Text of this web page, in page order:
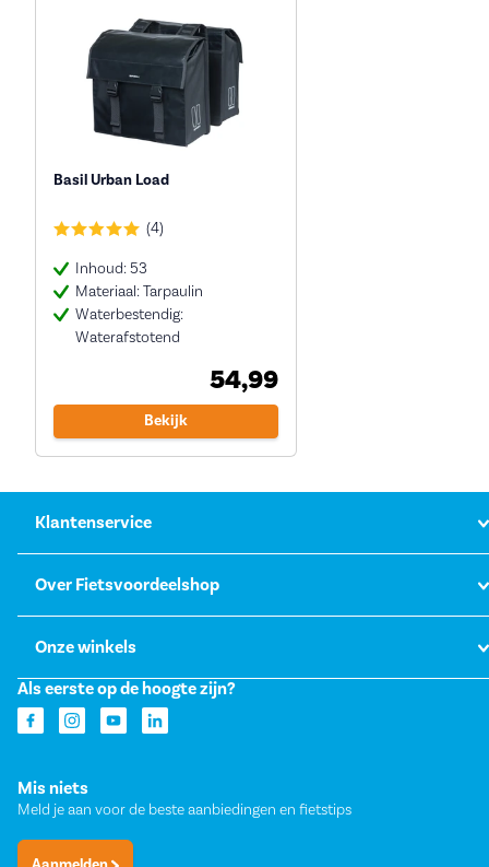
Basil Urban Load
(4)
Inhoud: 53
Materiaal: Tarpaulin
Waterbestendig:
Waterafstotend
54,99
Bekijk
Klantenservice
Over Fietsvoordeelshop
Onze winkels
Als eerste op de hoogte zijn?
Mis niets
Meld je aan voor de beste aanbiedingen en fietstips